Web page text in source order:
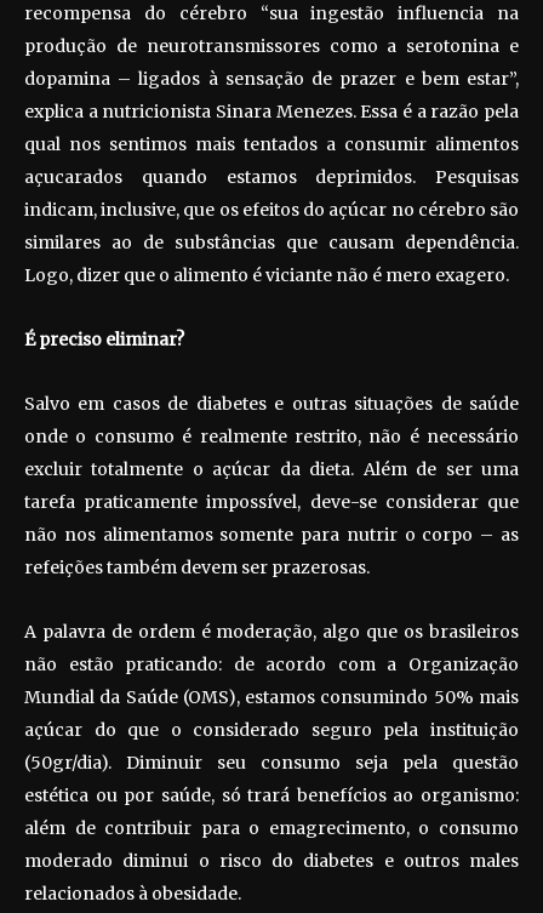
recompensa do cérebro “sua ingestão influencia na
produção de neurotransmissores como a serotonina e
dopamina – ligados à sensação de prazer e bem estar”,
explica a nutricionista Sinara Menezes. Essa é a razão pela
qual nos sentimos mais tentados a consumir alimentos
açucarados quando estamos deprimidos. Pesquisas
indicam, inclusive, que os efeitos do açúcar no cérebro são
similares ao de substâncias que causam dependência.
Logo, dizer que o alimento é viciante não é mero exagero.
É preciso eliminar?
Salvo em casos de diabetes e outras situações de saúde
onde o consumo é realmente restrito, não é necessário
excluir totalmente o açúcar da dieta. Além de ser uma
tarefa praticamente impossível, deve-se considerar que
não nos alimentamos somente para nutrir o corpo – as
refeições também devem ser prazerosas.
A palavra de ordem é moderação, algo que os brasileiros
não estão praticando: de acordo com a Organização
Mundial da Saúde (OMS), estamos consumindo 50% mais
açúcar do que o considerado seguro pela instituição
(50gr/dia). Diminuir seu consumo seja pela questão
estética ou por saúde, só trará benefícios ao organismo:
além de contribuir para o emagrecimento, o consumo
moderado diminui o risco do diabetes e outros males
relacionados à obesidade.